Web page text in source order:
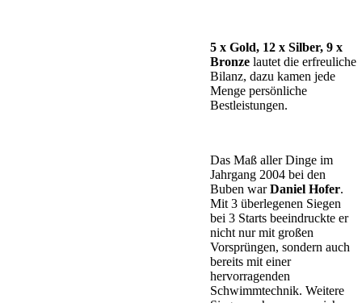
5 x Gold, 12 x Silber, 9 x
Bronze lautet die erfreuliche
Bilanz, dazu kamen jede
Menge persönliche
Bestleistungen.
Das Maß aller Dinge im
Jahrgang 2004 bei den
Buben warDaniel Hofer.
Mit 3 überlegenen Siegen
bei 3 Starts beeindruckte er
nicht nur mit großen
Vorsprüngen, sondern auch
bereits mit einer
hervorragenden
Schwimmtechnik. Weitere